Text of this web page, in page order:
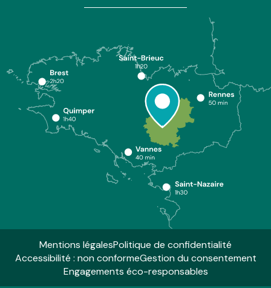
Mentions légalesPolitique de confidentialité
Accessibilité : non conformeGestion du consentement
Engagements éco-responsables